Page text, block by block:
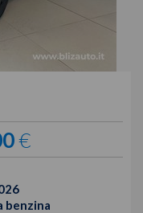
€
benzina